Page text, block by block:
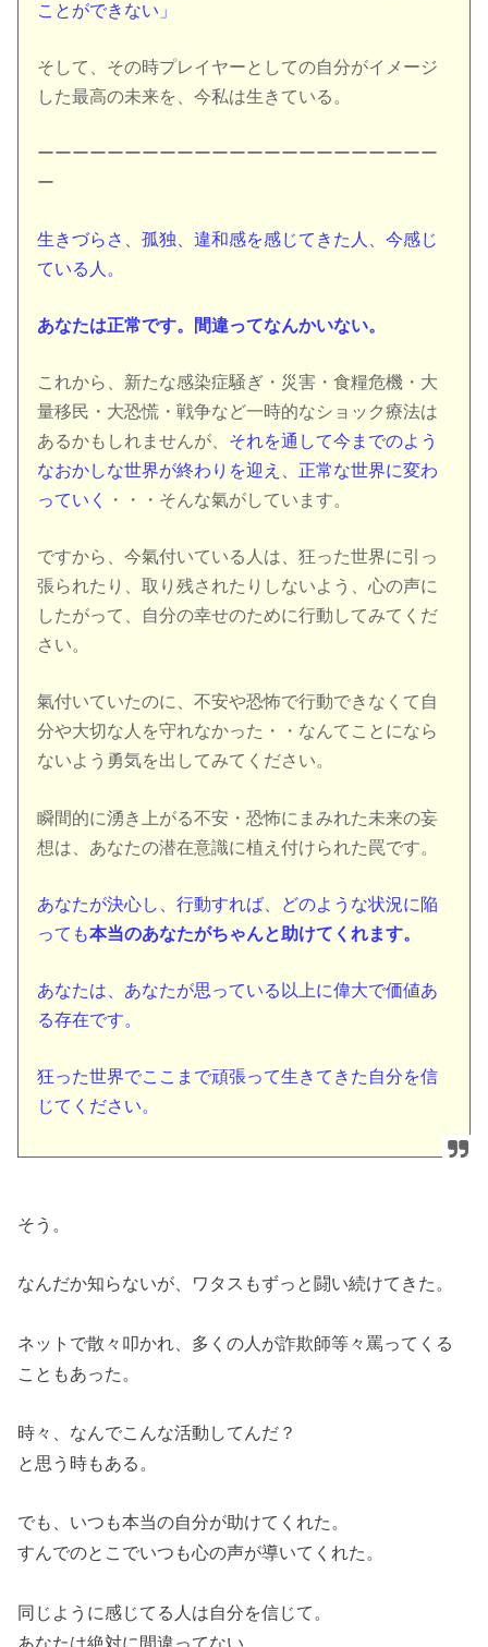
ことができない」
そして、その時プレイヤーとしての自分がイメージ
した最高の未来を、今私は生きている。
ーーーーーーーーーーーーーーーーーーーーーーー
ー
生きづらさ、孤独、違和感を感じてきた人、今感じ
ている人。
あなたは正常です。間違ってなんかいない。
これから、新たな感染症騒ぎ・災害・食糧危機・大
量移民・大恐慌・戦争など一時的なショック療法は
あるかもしれませんが、 それを通して今までのよう
なおかしな世界が終わりを迎え、正常な世界に変わ
っていく
・・・そんな氣がしています。
ですから、今氣付いている人は、狂った世界に引っ
張られたり、取り残されたりしないよう、心の声に
したがって、自分の幸せのために行動してみてくだ
さい。
氣付いていたのに、不安や恐怖で行動できなくて自
分や大切な人を守れなかった・・なんてことになら
ないよう勇気を出してみてください。
瞬間的に湧き上がる不安・恐怖にまみれた未来の妄
想は、あなたの潜在意識に植え付けられた罠です。
あなたが決心し、行動すれば、どのような状況に陥
っても本当のあなたがちゃんと助けてくれます。
あなたは、あなたが思っている以上に偉大で価値あ
る存在です。
狂った世界でここまで頑張って生きてきた自分を信
じてください。
そう。
なんだか知らないが、ワタスもずっと闘い続けてきた。
ネットで散々叩かれ、多くの人が詐欺師等々罵ってくる
こともあった。
時々、なんでこんな活動してんだ？
と思う時もある。
でも、いつも本当の自分が助けてくれた。
すんでのとこでいつも心の声が導いてくれた。
同じように感じてる人は自分を信じて。
あなたは絶対に間違ってない。